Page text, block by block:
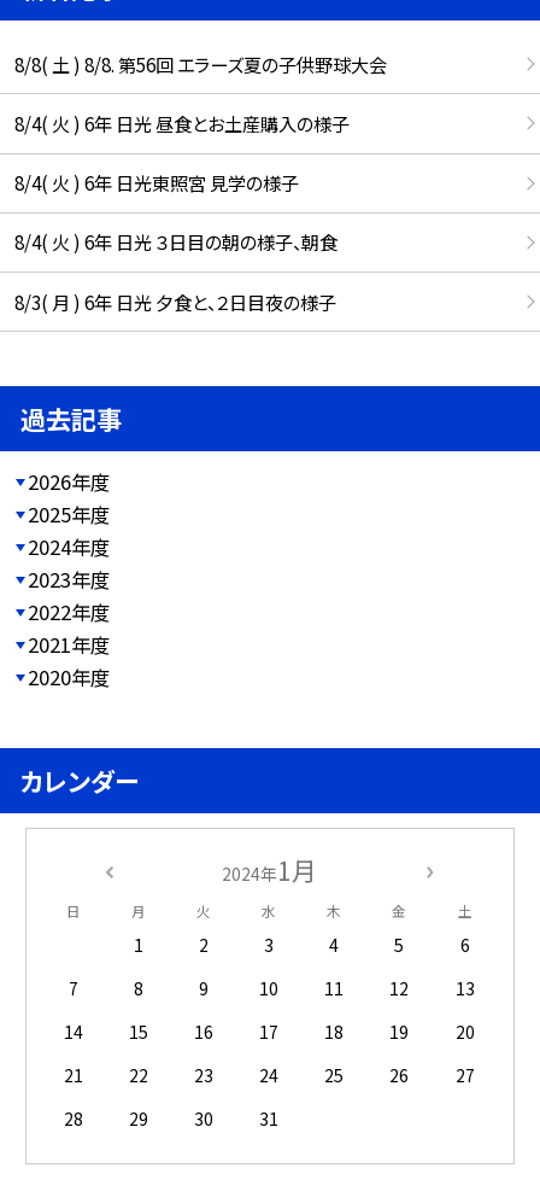
8/8( 土 ) 8/8. 第56回 エラーズ夏の子供野球大会
8/4( 火 ) 6年 日光 昼食とお土産購入の様子
8/4( 火 ) 6年 日光東照宮 見学の様子
8/4( 火 ) 6年 日光 ３日目の朝の様子、朝食
8/3( 月 ) 6年 日光 夕食と、２日目夜の様子
過去記事
2026年度
2025年度
2024年度
2023年度
2022年度
2021年度
2020年度
カレンダー
2024年1月
日 月 火 水 木 金 土
1 2 3 4 5
6
7
8 9 10 11 12
13
14
15 16 17 18 19
20
21
22 23 24 25 26
27
28
29 30 31